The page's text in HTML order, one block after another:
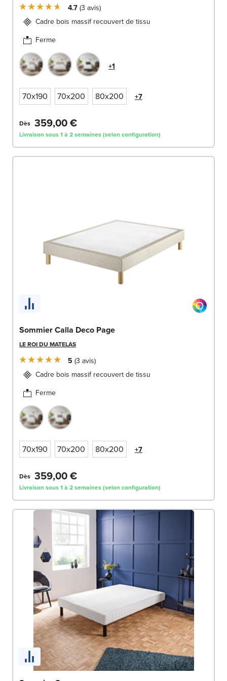
4.7 3 avis
Cadre bois massif recouvert de tissu
Ferme
+1
70x190 70x200 80x200 +7
Dès 359,00 €
Livraison sous 1 à 2 semaines (selon configuration)
Sommier Calla Deco Page
LE ROI DU MATELAS
5 3 avis
Cadre bois massif recouvert de tissu
Ferme
70x190 70x200 80x200 +7
Dès 359,00 €
Livraison sous 1 à 2 semaines (selon configuration)